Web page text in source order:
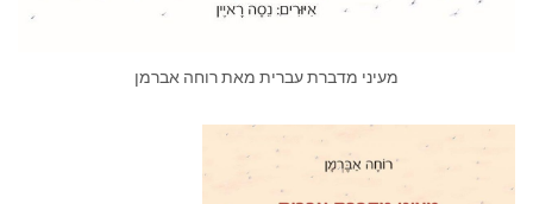
מעיני מדברת עברית מאת רוחה אברמן